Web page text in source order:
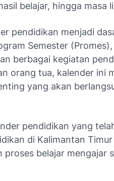
belajar, hingga masa
pendidikan menjadi
Semester
berbagai kegiatan
orang tua, kalender ini
yang akan
pendidikan yang
di Kalimantan
proses belajar mengajar